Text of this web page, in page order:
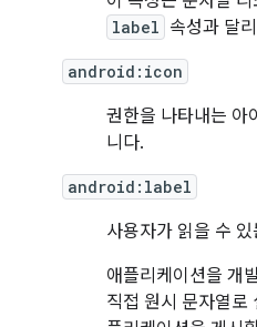
label 속성과 달
android:icon
권한을 나타내는 아
니다.
android:label
사용자가 읽을 수
애플리케이션을 개
직접 원시 문자열로